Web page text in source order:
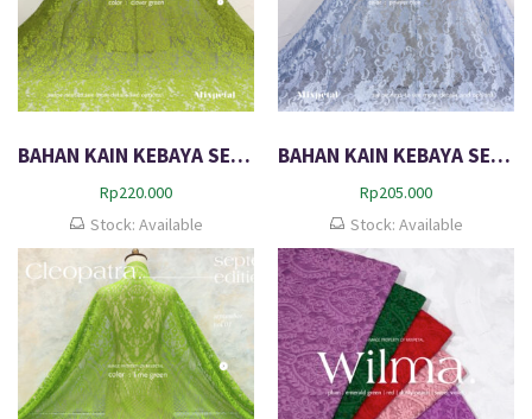
BAHAN KAIN KEBAYA SEMI ITALY WINNIE
Rp220.000
Stock: Available
BAHAN KAIN KEBAYA SEMI PERANCIS AURA
Rp205.000
Stock: Available